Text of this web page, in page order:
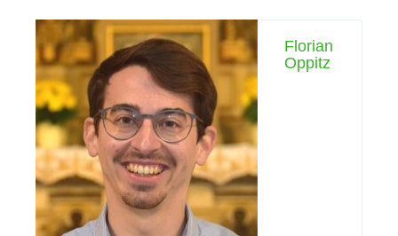
Ursula Schimpl (Bild: © kathbild.at
| Franz Josef Rupprecht)
Florian
Oppitz